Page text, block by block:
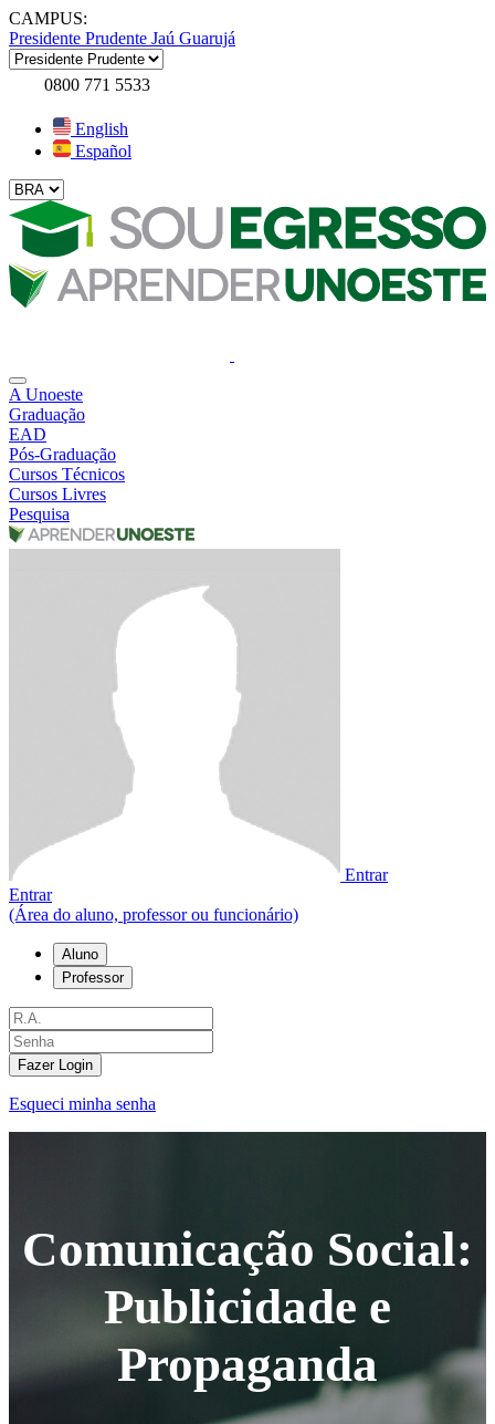
CAMPUS:
Presidente Prudente Jaú Guarujá
0800 771 5533
English
Español
A Unoeste
Graduação
EAD
Pós-Graduação
Cursos Técnicos
Cursos Livres
Pesquisa
Entrar
Entrar
(Área do aluno, professor ou funcionário)
Aluno
Professor
Fazer Login
Esqueci minha senha
Comunicação Social:
Publicidade e
Propaganda